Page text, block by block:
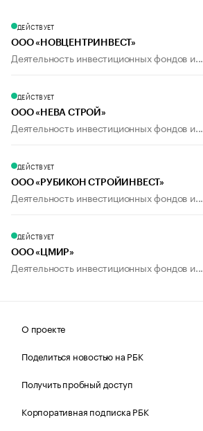
ДЕЙСТВУЕТ
ООО «НОВЦЕНТРИНВЕСТ»
Деятельность инвестиционных фондов и...
ДЕЙСТВУЕТ
ООО «НЕВА СТРОЙ»
Деятельность инвестиционных фондов и...
ДЕЙСТВУЕТ
ООО «РУБИКОН СТРОЙИНВЕСТ»
Деятельность инвестиционных фондов и...
ДЕЙСТВУЕТ
ООО «ЦМИР»
Деятельность инвестиционных фондов и...
О проекте
Поделиться новостью на РБК
Получить пробный доступ
Корпоративная подписка РБК